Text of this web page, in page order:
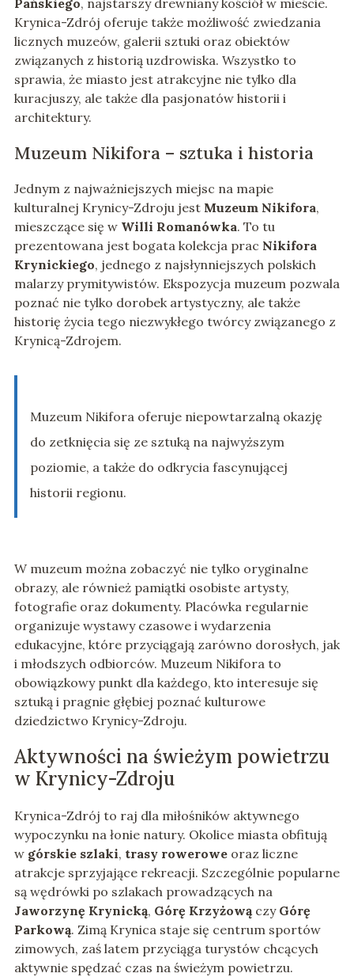
Pańskiego, najstarszy drewniany kościół w mieście.
Krynica-Zdrój oferuje także możliwość zwiedzania
licznych muzeów, galerii sztuki oraz obiektów
związanych z historią uzdrowiska. Wszystko to
sprawia, że miasto jest atrakcyjne nie tylko dla
kuracjuszy, ale także dla pasjonatów historii i
architektury.
Muzeum Nikifora – sztuka i historia
Jednym z najważniejszych miejsc na mapie
kulturalnej Krynicy-Zdroju jest Muzeum Nikifora,
mieszczące się w Willi Romanówka. To tu
prezentowana jest bogata kolekcja prac Nikifora
Krynickiego, jednego z najsłynniejszych polskich
malarzy prymitywistów. Ekspozycja muzeum pozwala
poznać nie tylko dorobek artystyczny, ale także
historię życia tego niezwykłego twórcy związanego z
Krynicą-Zdrojem.
Muzeum Nikifora oferuje niepowtarzalną okazję
do zetknięcia się ze sztuką na najwyższym
poziomie, a także do odkrycia fascynującej
historii regionu.
W muzeum można zobaczyć nie tylko oryginalne
obrazy, ale również pamiątki osobiste artysty,
fotografie oraz dokumenty. Placówka regularnie
organizuje wystawy czasowe i wydarzenia
edukacyjne, które przyciągają zarówno dorosłych, jak
i młodszych odbiorców. Muzeum Nikifora to
obowiązkowy punkt dla każdego, kto interesuje się
sztuką i pragnie głębiej poznać kulturowe
dziedzictwo Krynicy-Zdroju.
Aktywności na świeżym powietrzu
w Krynicy-Zdroju
Krynica-Zdrój to raj dla miłośników aktywnego
wypoczynku na łonie natury. Okolice miasta obfitują
w górskie szlaki, trasy roweroweoraz liczne
atrakcje sprzyjające rekreacji. Szczególnie popularne
są wędrówki po szlakach prowadzących na
Jaworzynę Krynicką, Górę Krzyżowączy Górę
Parkową. Zimą Krynica staje się centrum sportów
zimowych, zaś latem przyciąga turystów chcących
aktywnie spędzać czas na świeżym powietrzu.